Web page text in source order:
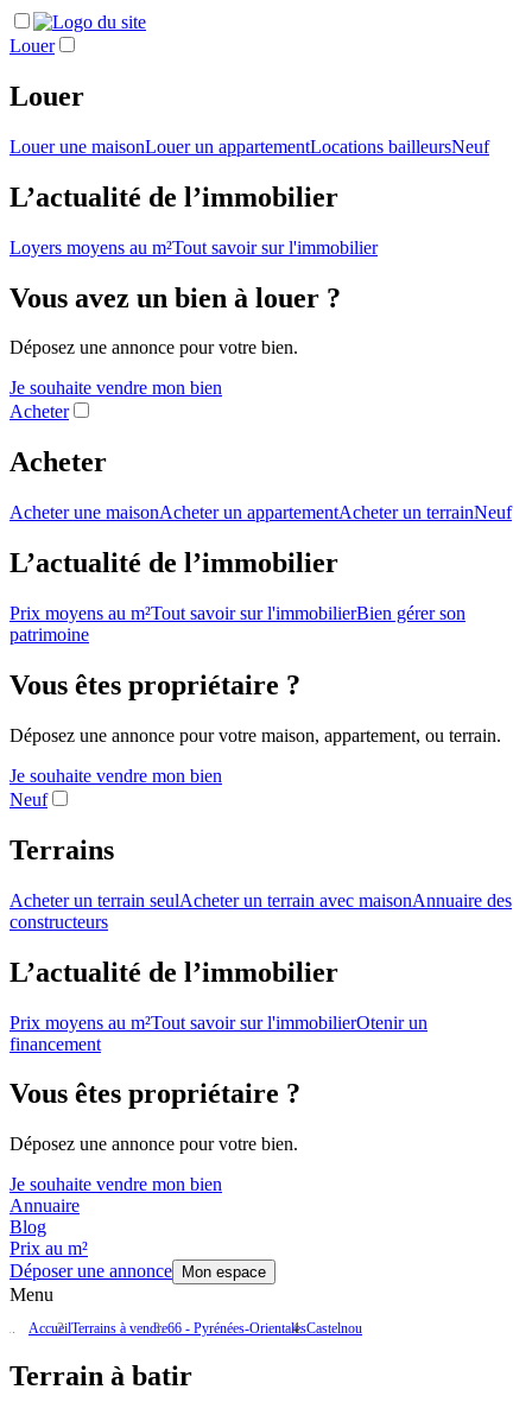
Louer
Louer
Louer une maisonLouer un appartementLocations bailleursNeuf
L’actualité de l’immobilier
Loyers moyens au m²Tout savoir sur l'immobilier
Vous avez un bien à louer ?
Déposez une annonce pour votre bien.
Je souhaite vendre mon bien
Acheter
Acheter
Acheter une maisonAcheter un appartementAcheter un terrainNeuf
L’actualité de l’immobilier
Prix moyens au m²Tout savoir sur l'immobilierBien gérer son
patrimoine
Vous êtes propriétaire ?
Déposez une annonce pour votre maison, appartement, ou terrain.
Je souhaite vendre mon bien
Neuf
Terrains
Acheter un terrain seulAcheter un terrain avec maisonAnnuaire des
constructeurs
L’actualité de l’immobilier
Prix moyens au m²Tout savoir sur l'immobilierOtenir un
financement
Vous êtes propriétaire ?
Déposez une annonce pour votre bien.
Je souhaite vendre mon bien
Annuaire
Blog
Prix au m²
Déposer une annonce
Mon espace
Menu
AccueilTerrains à vendre66 - Pyrénées-OrientalesCastelnou
Terrain à batir